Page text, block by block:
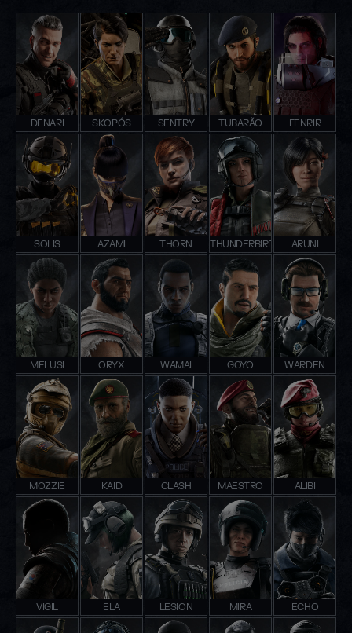
DENARI SKOPÓS SENTRY TUBARÃO FENRIR
SOLIS AZAMI THORN THUNDERBIRD ARUNI
MELUSI ORYX WAMAI GOYO WARDEN
MOZZIE KAID CLASH MAESTRO ALIBI
VIGIL ELA LESION MIRA ECHO